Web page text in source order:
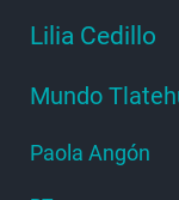
Lilia Cedillo
Mundo
Paola Angón